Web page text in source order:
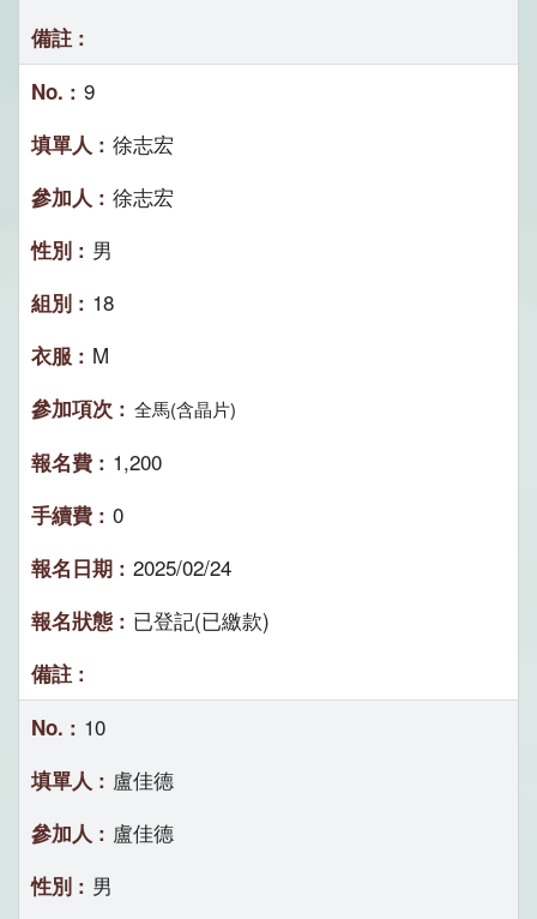
9
徐志宏
徐志宏
男
18
M
全馬(含晶片)
1,200
0
2025/02/24
已登記(已繳款)
10
盧佳德
盧佳德
男